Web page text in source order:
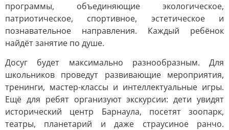
программы, объединяющие экологическое,
патриотическое, спортивное, эстетическое и
познавательное направления. Каждый ребёнок
найдёт занятие по душе.
Досуг будет максимально разнообразным. Для
школьников проведут развивающие мероприятия,
тренинги, мастер-классы и интеллектуальные игры.
Ещё для ребят организуют экскурсии: дети увидят
исторический центр Барнаула, посетят зоопарк,
театры, планетарий и даже страусиное ранчо.